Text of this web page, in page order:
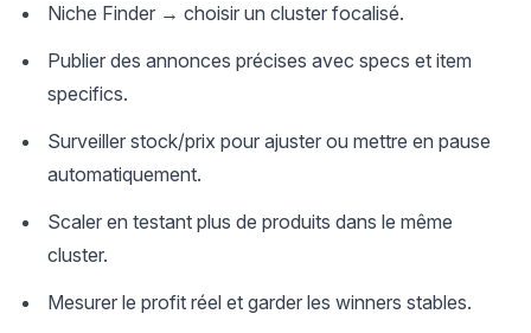
Niche Finder → choisir un cluster focalisé.
Publier des annonces précises avec specs et item
specifics.
Surveiller stock/prix pour ajuster ou mettre en pause
automatiquement.
Scaler en testant plus de produits dans le même
cluster.
Mesurer le profit réel et garder les winners stables.